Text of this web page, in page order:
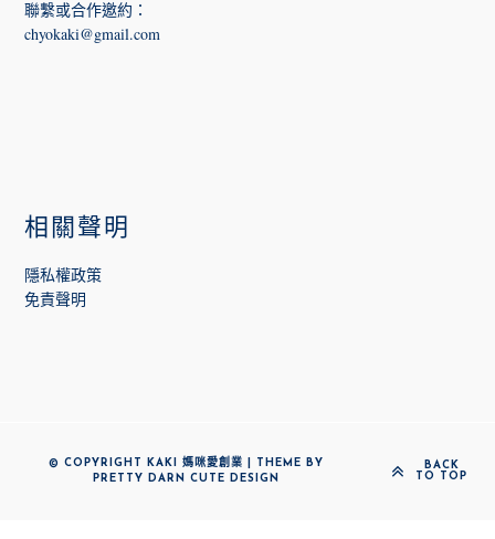
聯繫或合作邀約 ：
chyokaki@gmail.com
相關聲明
隱私權政策
免責聲明
© COPYRIGHT KAKI 媽咪愛創業 | THEME BY
PRETTY DARN CUTE DESIGN
BACK
TO TOP